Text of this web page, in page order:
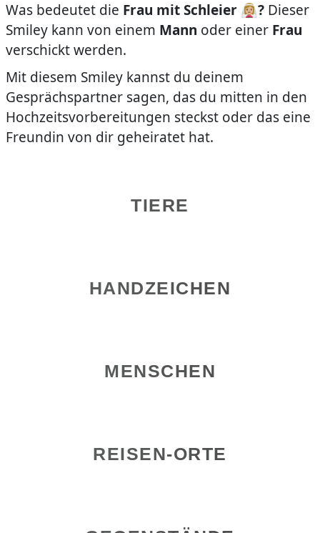
Was bedeutet die Frau mit Schleier 👰🏼‍♀️? Dieser
Smiley kann von einem Mann oder einer Frau
verschickt werden.
Mit diesem Smiley kannst du deinem
Gesprächspartner sagen, das du mitten in den
Hochzeitsvorbereitungen steckst oder das eine
Freundin von dir geheiratet hat.
TIERE
HANDZEICHEN
MENSCHEN
REISEN-ORTE